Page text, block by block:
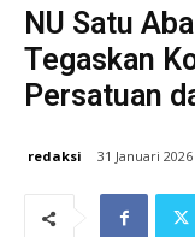
NU Satu
Tegaskan
Persatuan
redaksi 31 Januari 2026